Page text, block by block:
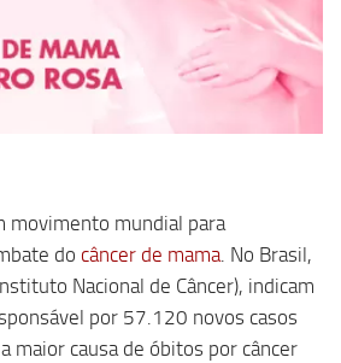
movimento mundial para
do câncer de mama. No Brasil,
Nacional de Câncer), indicam
por 57.120 novos casos
maior causa de óbitos por câncer